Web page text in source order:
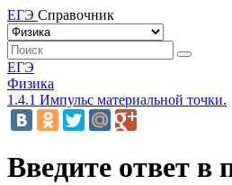
ЕГЭ Справочник
ЕГЭ
Физика
1.4.1 Импульс материальной точки.
Введите ответ в